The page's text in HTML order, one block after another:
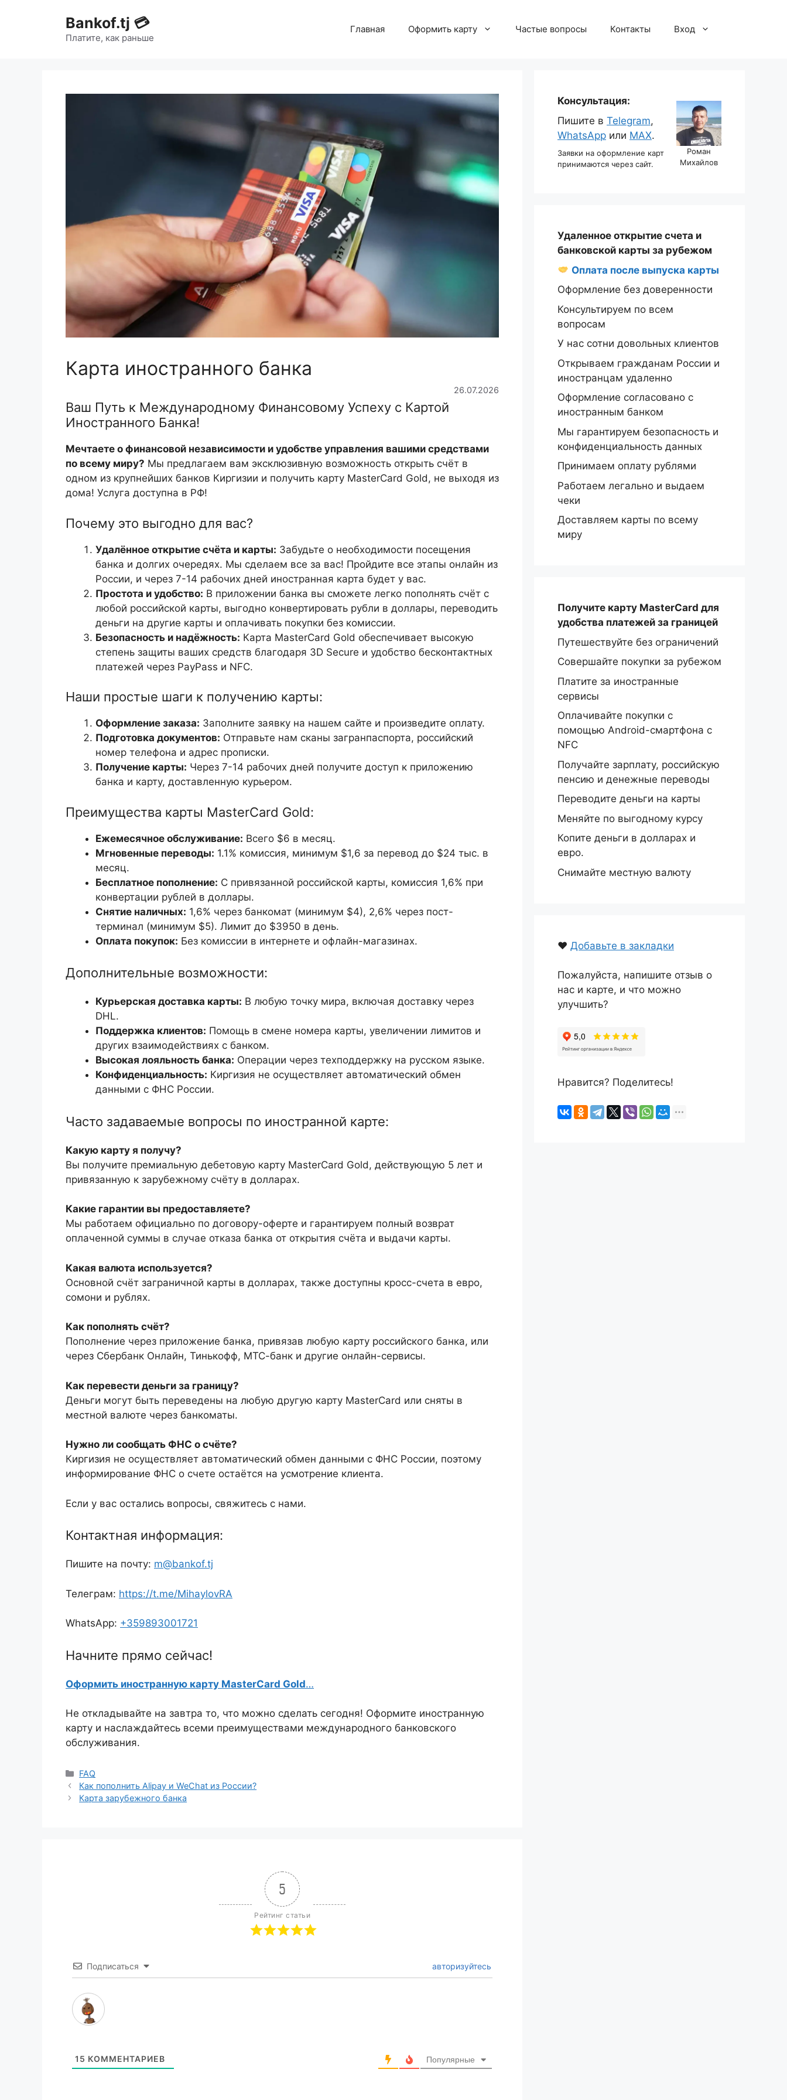
Bankof.tj 💳
Платите, как раньше
Главная Оформить карту Частые вопросы Контакты Вход
Карта иностранного банка
26.07.2026
Ваш Путь к Международному Финансовому Успеху с Картой
Иностранного Банка!
Мечтаете о финансовой независимости и удобстве управления вашими средствами
по всему миру? Мы предлагаем вам эксклюзивную возможность открыть счёт в
одном из крупнейших банков Киргизии и получить карту MasterCard Gold, не выходя из
дома! Услуга доступна в РФ!
Почему это выгодно для вас?
Удалённое открытие счёта и карты: Забудьте о необходимости посещения
банка и долгих очередях. Мы сделаем все за вас! Пройдите все этапы онлайн из
России, и через 7-14 рабочих дней иностранная карта будет у вас.
Простота и удобство: В приложении банка вы сможете легко пополнять счёт с
любой российской карты, выгодно конвертировать рубли в доллары, переводить
деньги на другие карты и оплачивать покупки без комиссии.
Безопасность и надёжность: Карта MasterCard Gold обеспечивает высокую
степень защиты ваших средств благодаря 3D Secure и удобство бесконтактных
платежей через PayPass и NFC.
Наши простые шаги к получению карты:
Оформление заказа: Заполните заявку на нашем сайте и произведите оплату.
Подготовка документов: Отправьте нам сканы загранпаспорта, российский
номер телефона и адрес прописки.
Получение карты: Через 7-14 рабочих дней получите доступ к приложению
банка и карту, доставленную курьером.
Преимущества карты MasterCard Gold:
Ежемесячное обслуживание: Всего $6 в месяц.
Мгновенные переводы: 1.1% комиссия, минимум $1,6 за перевод до $24 тыс. в
месяц.
Бесплатное пополнение: С привязанной российской карты, комиссия 1,6% при
конвертации рублей в доллары.
Снятие наличных: 1,6% через банкомат (минимум $4), 2,6% через пост-
терминал (минимум $5). Лимит до $3950 в день.
Оплата покупок: Без комиссии в интернете и офлайн-магазинах.
Дополнительные возможности:
Курьерская доставка карты: В любую точку мира, включая доставку через
DHL.
Поддержка клиентов: Помощь в смене номера карты, увеличении лимитов и
других взаимодействиях с банком.
Высокая лояльность банка: Операции через техподдержку на русском языке.
Конфиденциальность: Киргизия не осуществляет автоматический обмен
данными с ФНС России.
Часто задаваемые вопросы по иностранной карте:
Какую карту я получу?
Вы получите премиальную дебетовую карту MasterCard Gold, действующую 5 лет и
привязанную к зарубежному счёту в долларах.
Какие гарантии вы предоставляете?
Мы работаем официально по договору-оферте и гарантируем полный возврат
оплаченной суммы в случае отказа банка от открытия счёта и выдачи карты.
Какая валюта используется?
Основной счёт заграничной карты в долларах, также доступны кросс-счета в евро,
сомони и рублях.
Как пополнять счёт?
Пополнение через приложение банка, привязав любую карту российского банка, или
через Сбербанк Онлайн, Тинькофф, МТС-банк и другие онлайн-сервисы.
Как перевести деньги за границу?
Деньги могут быть переведены на любую другую карту MasterCard или сняты в
местной валюте через банкоматы.
Нужно ли сообщать ФНС о счёте?
Киргизия не осуществляет автоматический обмен данными с ФНС России, поэтому
информирование ФНС о счете остаётся на усмотрение клиента.
Если у вас остались вопросы, свяжитесь с нами.
Контактная информация:
Пишите на почту: m@bankof.tj
Телеграм: https://t.me/MihaylovRA
WhatsApp: +359893001721
Начните прямо сейчас!
Оформить иностранную карту MasterCard Gold…
Не откладывайте на завтра то, что можно сделать сегодня! Оформите иностранную
карту и наслаждайтесь всеми преимуществами международного банковского
обслуживания.
FAQ
Как пополнить Alipay и WeChat из России?
Карта зарубежного банка
5
Рейтинг статьи
Подписаться авторизуйтесь
15 КОММЕНТАРИЕВ Популярные
Консультация:
Пишите в Telegram,
WhatsApp или MAX.
Заявки на оформление карт
принимаются через сайт.
Роман
Михайлов
Удаленное открытие счета и
банковской карты за рубежом
Оплата после выпуска карты
Оформление без доверенности
Консультируем по всем
вопросам
У нас сотни довольных клиентов
Открываем гражданам России и
иностранцам удаленно
Оформление согласовано с
иностранным банком
Мы гарантируем безопасность и
конфиденциальность данных
Принимаем оплату рублями
Работаем легально и выдаем
чеки
Доставляем карты по всему
миру
Получите карту MasterCard для
удобства платежей за границей
Путешествуйте без ограничений
Совершайте покупки за рубежом
Платите за иностранные
сервисы
Оплачивайте покупки с
помощью Android-смартфона с
NFC
Получайте зарплату, российскую
пенсию и денежные переводы
Переводите деньги на карты
Меняйте по выгодному курсу
Копите деньги в долларах и
евро.
Снимайте местную валюту
❤️ Добавьте в закладки
Пожалуйста, напишите отзыв о
нас и карте, и что можно
улучшить?
Нравится? Поделитесь!